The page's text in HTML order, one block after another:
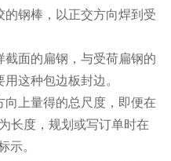
钢棒，以正交方向焊到受
面的扁钢，与受荷扁钢的
这种包边板封边。
上量得的总尺度，即便在
长度，规划或写订单时在
示。